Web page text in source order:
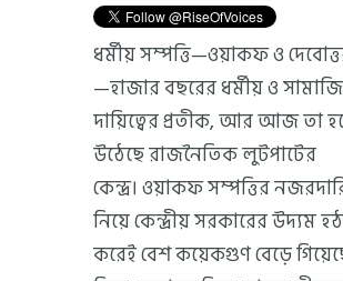
ধর্মীয় সম্পত্তি—ওয়াকফ ও
—হাজার বছরের ধর্মীয় ও
দায়িত্বের প্রতীক, আর আজ তা
উঠেছে রাজনৈতিক লুটপাটের
কেন্দ্র। ওয়াকফ সম্পত্তির
নিয়ে কেন্দ্রীয় সরকারের উদ্যম
করেই বেশ কয়েকগুণ বেড়ে